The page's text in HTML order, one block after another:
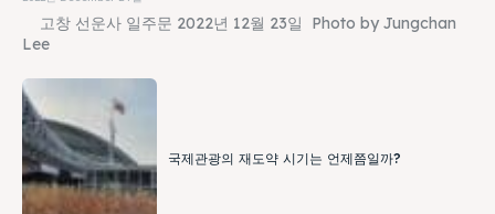
고창 선운사 일주문 2022년 12월 23일 Photo by Jungchan
Lee
국제관광의 재도약 시기는 언제쯤일까?